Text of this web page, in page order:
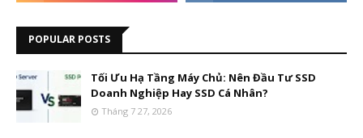
POPULAR POSTS
Tối Ưu Hạ Tầng Máy Chủ: Nên Đầu Tư SSD
Doanh Nghiệp Hay SSD Cá Nhân?
Tháng 7 27, 2026